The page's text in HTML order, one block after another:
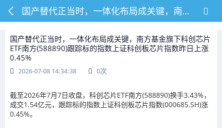
国产替代正当时，一体化布局成关键，南方基金旗下科创芯片ETF南方(588890)跟踪标的指数上证科创板芯片指数昨日上涨0.45%
国产替代正当时，一体化布局成关键，南方基金旗下科创芯片
ETF南方(588890)跟踪标的指数上证科创板芯片指数昨日上涨
0.45%
2026-07-08 14:34:38 0次
截至2026年7月7日收盘，科创芯片ETF南方(588890)换手3.43%，
成交1.54亿元，跟踪标的指数上证科创板芯片指数(000685.SH)涨
0.45%。